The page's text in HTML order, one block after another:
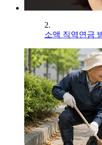
2.
소액 직역연금